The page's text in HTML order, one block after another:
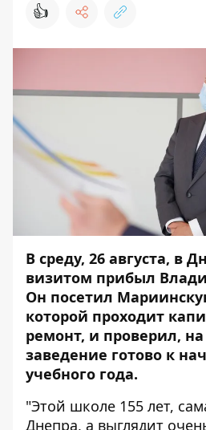
👍
В среду, 26 августа, в
визитом прибыл
Он посетил
которой проходит
ремонт, и проверил,
заведение готово к
учебного года.
"Этой школе 155 лет,
Днепра, а выглядит